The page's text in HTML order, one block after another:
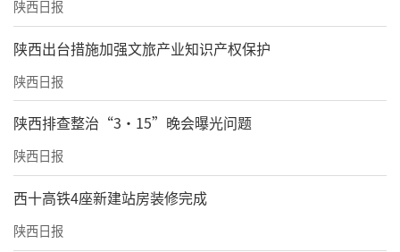
陕西日报
​陕西出台措施加强文旅产业知识产权保护
陕西日报
陕西排查整治“3·15”晚会曝光问题
陕西日报
西十高铁4座新建站房装修完成
陕西日报